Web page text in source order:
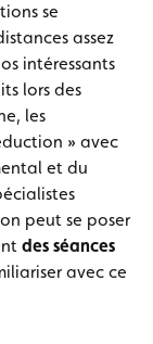
se
assez
intéressants
lors des
les
» avec
et du
peut se poser
des séances
avec ce